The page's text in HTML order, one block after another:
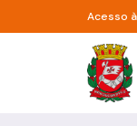
Pular para oAcesso